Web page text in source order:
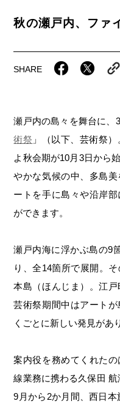
お
JR
岡
岡山
せとう
蒜山シ
せとうち
生ス
ふるさとあっ晴れ認定
マップ・一覧から探
カテゴリー・タグ・
第16回 Re：
第12回 挑戦
第10回 岡山・備後の果
第8回 岡山市
第4回 倉敷市/玉野市/浅口市/里庄町
第2回 真庭市/新庄村
ス
JR
ふるさとお
秋の瀬戸内、ファ
SHARE
瀬戸内の島々を舞台に、
術祭 」（以下、芸術祭
よ秋会期が10月3日から
やかな気候の中、多島
ートを手に島々や沿岸
ができます。
瀬戸内海に浮かぶ島の9
り、全14箇所で展開。
本島（ほんじま）。江戸
芸術祭期間中はアート
くごとに新しい発見があ
案内役を務めてくれた
線業務に携わる久保田
9月から2か月間、西日